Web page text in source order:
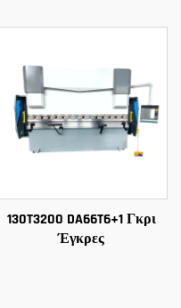
130T3200 DA66T6+1 Γκρι
Έγκρες